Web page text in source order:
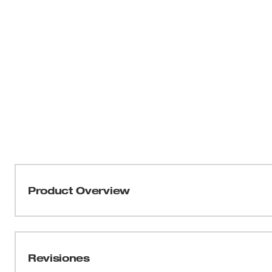
Product Overview
las primeras 6" de la hoja y un cuerpo resistente a los
Revisiones